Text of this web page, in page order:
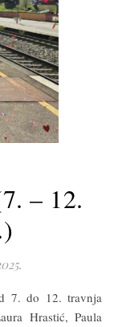
– 12.
Hrastić, Paula